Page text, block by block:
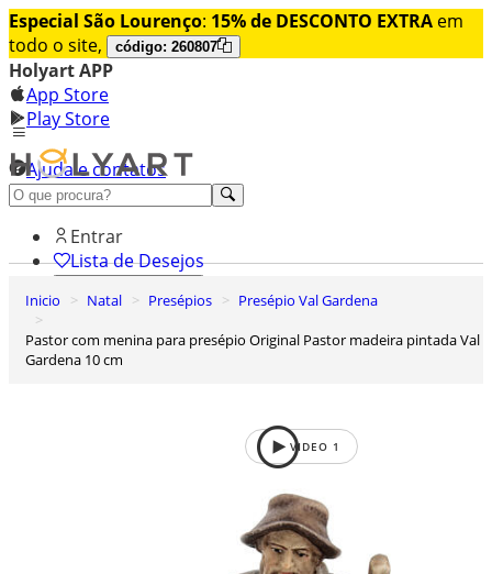
Especial São Lourenço: 15% de DESCONTO EXTRA em
todo o site,
código: 260807
Holyart APP
App Store
Play Store
Ajuda e contatos
Conheça premium
Entrar
Lista de Desejos
Inicio Natal Presépios
Presépio Val Gardena
Pastor com menina para presépio Original Pastor madeira pintada Val
Gardena 10 cm
VIDEO 1